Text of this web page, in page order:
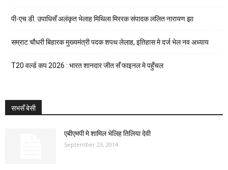
पी-एच.डी. उपाधिसँ अलंकृत भेलाह मिथिला मिररक संपादक ललित नारायण झा
सम्राट चौधरी बिहारक मुख्यमंत्री पदक शपथ लेलाह, इतिहास मे दर्ज भेल नव अध्याय
T20 वर्ल्ड कप 2026 : भारत शानदार जीत सँ फाइनल मे पहुँचल
सभसँ बेसी
एबीएमपी मे शामिल भेलिह तिलिया देवी
September 23, 2014